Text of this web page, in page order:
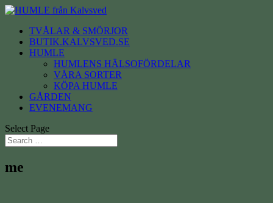
TVÅLAR & SMÖRJOR
BUTIK.KALVSVED.SE
HUMLE
HUMLENS HÄLSOFÖRDELAR
VÅRA SORTER
KÖPA HUMLE
GÅRDEN
EVENEMANG
Select Page
me